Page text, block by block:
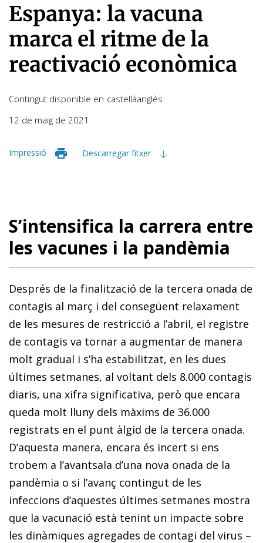
Espanya: la vacuna
marca el ritme de la
reactivació econòmica
Contingut disponible en castellàanglès
12 de maig de 2021
Impressió Descarregar fitxer
S’intensifica la carrera entre
les vacunes i la pandèmia
Després de la finalització de la tercera onada de
contagis al març i del consegüent relaxament
de les mesures de restricció a l’abril, el registre
de contagis va tornar a augmentar de manera
molt gradual i s’ha estabilitzat, en les dues
últimes setmanes, al voltant dels 8.000 contagis
diaris, una xifra significativa, però que encara
queda molt lluny dels màxims de 36.000
registrats en el punt àlgid de la tercera onada.
D’aquesta manera, encara és incert si ens
trobem a l’avantsala d’una nova onada de la
pandèmia o si l’avanç contingut de les
infeccions d’aquestes últimes setmanes mostra
que la vacunació està tenint un impacte sobre
les dinàmiques agregades de contagi del virus –